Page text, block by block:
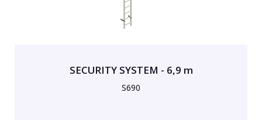
SECURITY SYSTEM - 6,9 m
S690